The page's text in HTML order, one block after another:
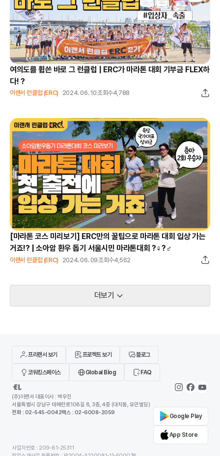
여의도를 휩쓴 바로 그 런클럽 | ERC가 마라톤 대회 기부금 FLEX하
다! ?
이랜서 런클럽 (ERC) 2024. 06. 10조회수4,788
[마라톤 코스 미리보기] ERC만의 꿀팁으로 마라톤 대회 입상 가는
거죠!? | 소아암 환우 돕기 서울시민 마라톤대회 ?‍♀️?‍♂️
이랜서 런클럽 (ERC) 2024. 06. 09 조회수4,562
더보기
프리랜서 보기 프로젝트 보기 블로그
코워킹스페이스 Global Blog FAQ
(주)이랜서 대표이사 : 박우진
서울특별시 강남구 테헤란로108길 8, 3층, 4층 (대치동, 유민빌딩)
전화 : 02-545-0042팩스 : 02-6008-2059
Google Play
App Store
사업자번호 : 209-81-25311